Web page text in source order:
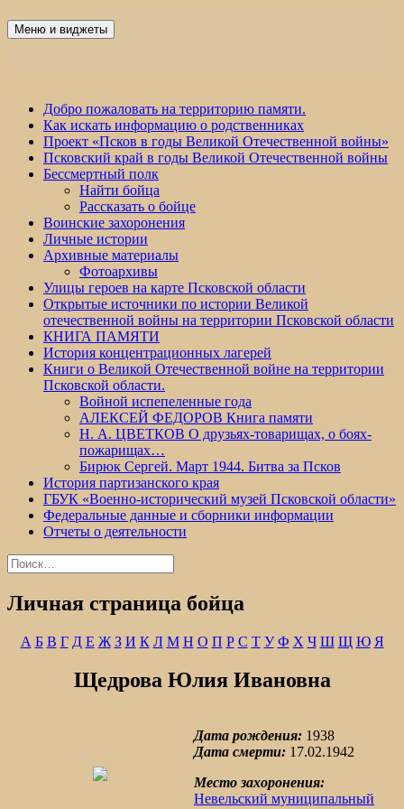
Победа 60
Меню и виджеты
Добро пожаловать на территорию памяти.
Как искать информацию о родственниках
Проект «Псков в годы Великой Отечественной войны»
Псковский край в годы Великой Отечественной войны
Бессмертный полк
Найти бойца
Рассказать о бойце
Воинские захоронения
Личные истории
Архивные материалы
Фотоархивы
Улицы героев на карте Псковской области
Открытые источники по истории Великой
отечественной войны на территории Псковской области
КНИГА ПАМЯТИ
История концентрационных лагерей
Книги о Великой Отечественной войне на территории
Псковской области.
Войной испепеленные года
АЛЕКСЕЙ ФЕДОРОВ Книга памяти
Н. А. ЦВЕТКОВ О друзьях-товарищах, о боях-
пожарищах…
Бирюк Сергей. Март 1944. Битва за Псков
История партизанского края
ГБУК «Военно-исторический музей Псковской области»
Федеральные данные и сборники информации
Отчеты о деятельности
Найти:
Личная страница бойца
А Б В Г Д Е Ж З И К Л М Н О П Р С Т У Ф Х Ч Ш Щ Ю Я
Щедрова Юлия Ивановна
Дата рождения: 1938
Дата смерти: 17.02.1942
Место захоронения:
Невельский муниципальный